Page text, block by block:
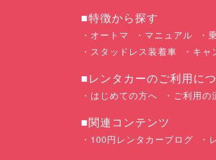
■特徴から探す
オートマ マニュアル
スタッドレス装着車
キャ
■レンタカーのご利用に
はじめての方へ ご利用の
■関連コンテンツ
100円レンタカーブログ